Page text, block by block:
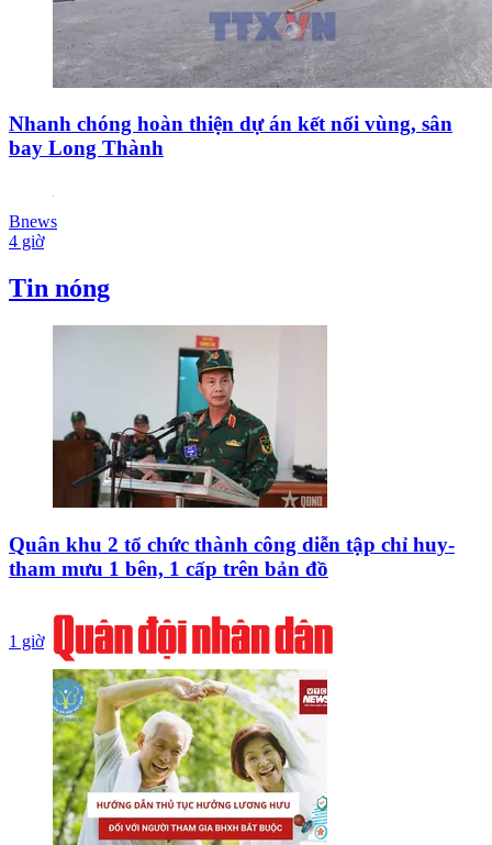
Nhanh chóng hoàn thiện dự án kết nối vùng, sân
bay Long Thành
Bnews
4 giờ
Tin nóng
Quân khu 2 tổ chức thành công diễn tập chỉ huy-
tham mưu 1 bên, 1 cấp trên bản đồ
1 giờ